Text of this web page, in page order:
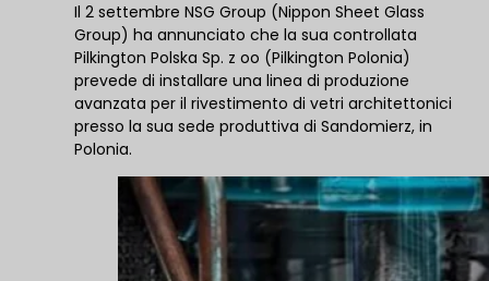
Il 2 settembre NSG Group (Nippon Sheet Glass
Group) ha annunciato che la sua controllata
Pilkington Polska Sp. z oo (Pilkington Polonia)
prevede di installare una linea di produzione
avanzata per il rivestimento di vetri architettonici
presso la sua sede produttiva di Sandomierz, in
Polonia.